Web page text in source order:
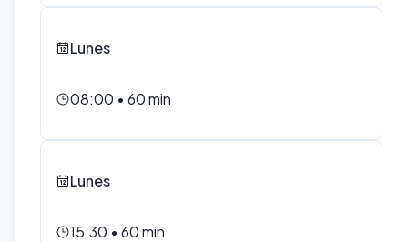
Lunes
08:00 • 60min
Lunes
15:30 • 60min